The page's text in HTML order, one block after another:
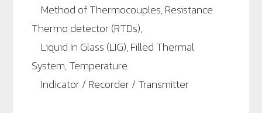
Method of Thermocouples, Resistance
Thermo detector (RTDs),
Liquid In Glass (LIG), Filled Thermal
System, Temperature
Indicator / Recorder / Transmitter